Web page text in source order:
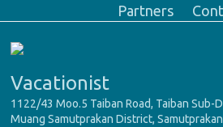
Partners
Vacationist
1122/43 Moo.5 Taiban Road, Taiban Sub-
Muang Samutprakan District,